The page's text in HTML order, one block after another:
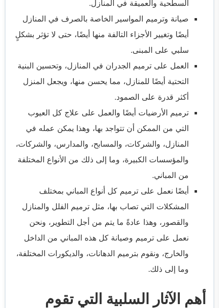
السطحية والعميقة في المنازل.
صيانة وترميم المواسير الخاصة بالصرف في المنازل
أيضًا وتغيير الأجزاء التالفة منها أيضًا، حتى لا تؤثر بشكلٍ
سلبي على المبنى.
العمل على ترميم الجدران في المنازل، وتحسين البنية
التحتية أيضًا للمنازل، مما يحسن منها، ويجعل المنزل
أكثر قدرة على الصمود.
ترميم الأرضيات أيضًا والعمل على علاج كل العيوب
التي من الممكن أن تتواجد بها، وهذا يمكن عمله في
المنازل، والشركات، والمسابح، والمدارس، والشركات،
والمؤسسات الكبيرة، وما إلى ذلك من الأنواع المختلفة
من المباني.
أيضًا نعمل على ترميم كل أنواع المباني بمختلف
المشكلات التي تصاب بها، مثل ترميم الفلل والمنازل
والقصور، وهذا عادةً ما يتم من أجل التطوير، ونحن
نعمل على ترميم وصيانة كل هذه المباني من الداخل
والخارج، ونقوم بترميم الدهانات، والديكورات المختلفة،
وما إلى ذلك.
أهم الآثار السلبية التي تقوم